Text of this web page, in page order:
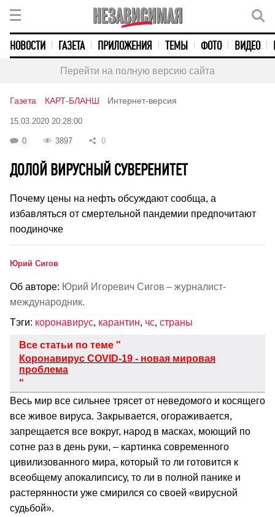
НОВОСТИ ГАЗЕТА ПРИЛОЖЕНИЯ ТЕМЫ ФОТО ВИДЕО
Перейти на полную версию сайта
Газета КАРТ-БЛАНШ Интернет-версия
15.03.2020 20:28:00
0 3897 0
ДОЛОЙ ВИРУСНЫЙ СУВЕРЕНИТЕТ
Почему цены на нефть обсуждают сообща, а
избавляться от смертельной пандемии предпочитают
поодиночке
Юрий Сигов
Об авторе: Юрий Игоревич Сигов – журналист-
международник.
Тэги: коронавирус, карантин, чс, страны
Все статьи по теме "
Коронавирус COVID-19 - новая мировая
проблема
"
Весь мир все сильнее трясет от неведомого и косящего
все живое вируса. Закрывается, огораживается,
запрещается все вокруг, народ в масках, моющий по
сотне раз в день руки, – картинка современного
цивилизованного мира, который то ли готовится к
всеобщему апокалипсису, то ли в полной панике и
растерянности уже смирился со своей «вирусной
судьбой».